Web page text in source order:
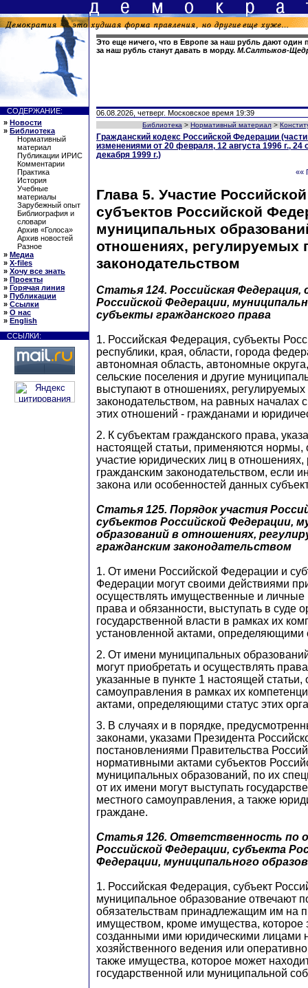
Это еще ничего, что в Европе за наш рубль дают один
за наш рубль станут давать в морду. М.Салтыков-
СОДЕРЖАНИЕ:
» Новости
» Библиотека
Нормативный
материал
Публикации ИРИС
Комментарии
Практика
История
Учебные
материалы
Зарубежный опыт
Библиография и
словари
Архив «Голоса»
Архив новостей
Разное
» Медиа
» X-files
» Хочу все знать
» Проекты
» Горячая линия
» Публикации
» Ссылки
» О нас
» English
ССЫЛКИ:
06.08.2026, четверг. Московское время 19:39
Библиотека > Нормативный материал >
Гражданский кодекс Российской Федерации
изменениями от 20 февраля, 12 августа 1996 г., 24
декабря 1999 г.)
««
Глава 5. Участие
субъектов Российской
муниципальных
отношениях, регулируемых
законодательством
Статья 124. Российская Федерация,
Российской Федерации,
субъекты гражданского права
1. Российская Федерация, субъекты
республики, края, области, города
автономная область, автономные
сельские поселения и другие
выступают в отношениях, регулируемых
законодательством, на равных началах
этих отношений - гражданами и
2. К субъектам гражданского права,
настоящей статьи, применяются
участие юридических лиц в
гражданским законодательством, если
закона или особенностей данных
Статья 125. Порядок участия
субъектов Российской Федерации,
образований в отношениях,
гражданским законодательством
1. От имени Российской Федерации и
Федерации могут своими действиями
осуществлять имущественные и
права и обязанности, выступать в суде
государственной власти в рамках их
установленной актами, определяющими
2. От имени муниципальных
могут приобретать и осуществлять
указанные в пункте 1 настоящей статьи,
самоуправления в рамках их
актами, определяющими статус этих
3. В случаях и в порядке,
законами, указами Президента
постановлениями Правительства
нормативными актами субъектов
муниципальных образований, по их
от их имени могут выступать
местного самоуправления, а также
граждане.
Статья 126. Ответственность по
Российской Федерации, субъекта
Федерации, муниципального
1. Российская Федерация, субъект
муниципальное образование отвечают
обязательствам принадлежащим им на
имуществом, кроме имущества, которое
созданными ими юридическими лицами
хозяйственного ведения или
также имущества, которое может
государственной или муниципальной